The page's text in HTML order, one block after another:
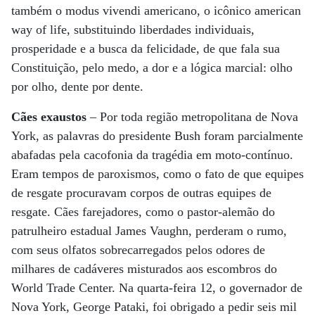
também o modus vivendi americano, o icônico american
way of life, substituindo liberdades individuais,
prosperidade e a busca da felicidade, de que fala sua
Constituição, pelo medo, a dor e a lógica marcial: olho
por olho, dente por dente.
Cães exaustos – Por toda região metropolitana de Nova
York, as palavras do presidente Bush foram parcialmente
abafadas pela cacofonia da tragédia em moto-contínuo.
Eram tempos de paroxismos, como o fato de que equipes
de resgate procuravam corpos de outras equipes de
resgate. Cães farejadores, como o pastor-alemão do
patrulheiro estadual James Vaughn, perderam o rumo,
com seus olfatos sobrecarregados pelos odores de
milhares de cadáveres misturados aos escombros do
World Trade Center. Na quarta-feira 12, o governador de
Nova York, George Pataki, foi obrigado a pedir seis mil